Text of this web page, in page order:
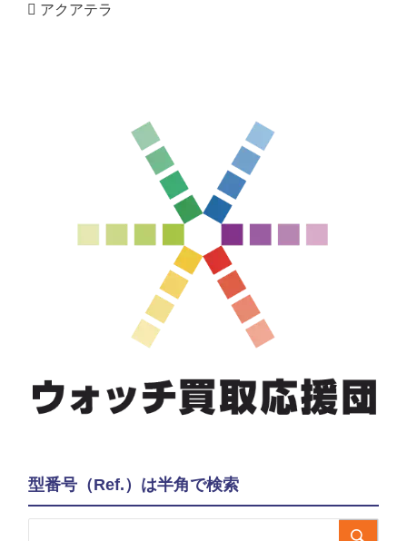
アクアテラ
型番号（Ref.）は半角で検索
